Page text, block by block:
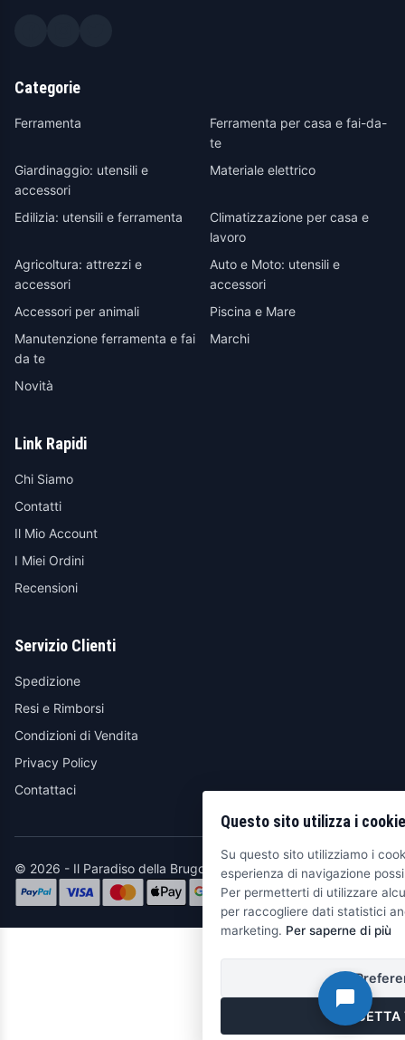
Categorie
Ferramenta
Ferramenta per casa e fai-da-
te
Giardinaggio: utensili e
accessori
Materiale elettrico
Edilizia: utensili e ferramenta
Climatizzazione per casa e
lavoro
Agricoltura: attrezzi e
accessori
Auto e Moto: utensili e
accessori
Accessori per animali
Piscina e Mare
Manutenzione ferramenta e fai
da te
Marchi
Novità
Link Rapidi
Chi Siamo
Contatti
Il Mio Account
I Miei Ordini
Recensioni
Servizio Clienti
Spedizione
Resi e Rimborsi
Condizioni di Vendita
Privacy Policy
Contattaci
© 2026 - Il Paradiso della Brugola
Questo sito utilizza i cookie
Su questo sito utilizziamo i
esperienza di navigazione
Per permetterti di utilizzare
per raccogliere dati statistici
marketing. Per saperne di più